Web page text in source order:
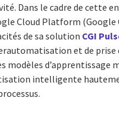
Dans le cadre de cette
Cloud Platform (Google
de sa solution CGI
et de prise
modèles d’apprentissage
intelligente